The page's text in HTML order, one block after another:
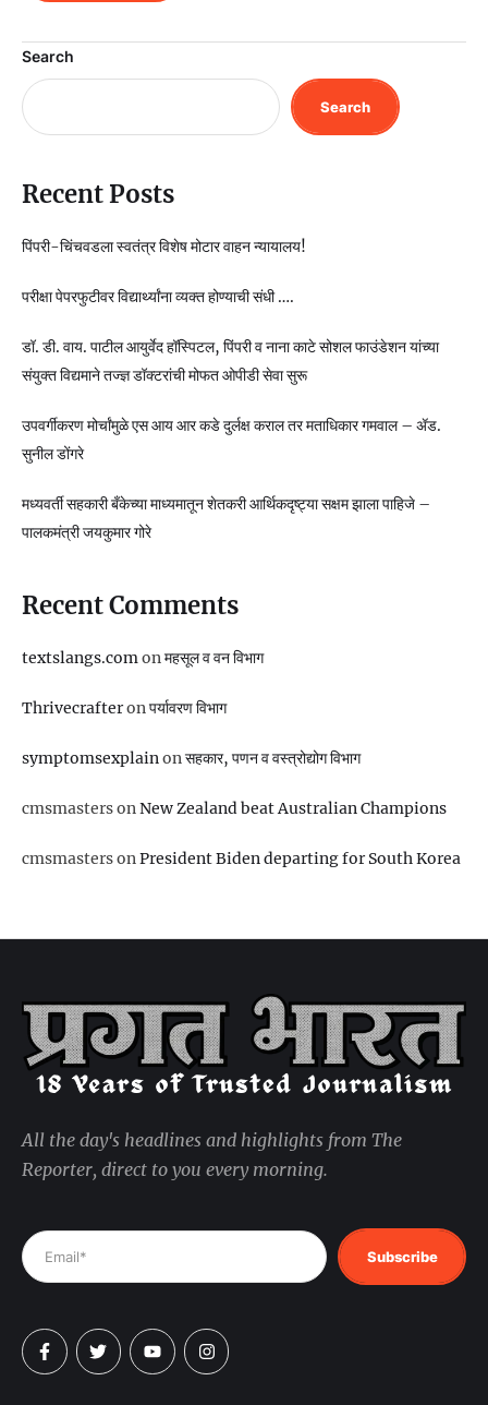
Search
Search
Recent Posts
पिंपरी-चिंचवडला स्वतंत्र विशेष मोटार वाहन न्यायालय!
परीक्षा पेपरफुटीवर विद्यार्थ्यांना व्यक्त होण्याची संधी ….
डॉ. डी. वाय. पाटील आयुर्वेद हॉस्पिटल, पिंपरी व नाना काटे सोशल फाउंडेशन यांच्या
संयुक्त विद्यमाने तज्ज्ञ डॉक्टरांची मोफत ओपीडी सेवा सुरू
उपवर्गीकरण मोर्चांमुळे एस आय आर कडे दुर्लक्ष कराल तर मताधिकार गमवाल – ॲड.
सुनील डोंगरे
मध्यवर्ती सहकारी बँकेच्या माध्यमातून शेतकरी आर्थिकदृष्ट्या सक्षम झाला पाहिजे –
पालकमंत्री जयकुमार गोरे
Recent Comments
textslangs.comonमहसूल व वन विभाग
Thrivecrafteronपर्यावरण विभाग
symptomsexplainonसहकार, पणन व वस्‍त्रोद्योग विभाग
cmsmastersonNew Zealand beat Australian Champions
cmsmastersonPresident Biden departing for South Korea
All the day's headlines and highlights from The
Reporter, direct to you every morning.
Subscribe